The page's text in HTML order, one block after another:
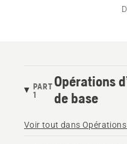
PART
1
Opérations
de base
Voir tout dans Opérations